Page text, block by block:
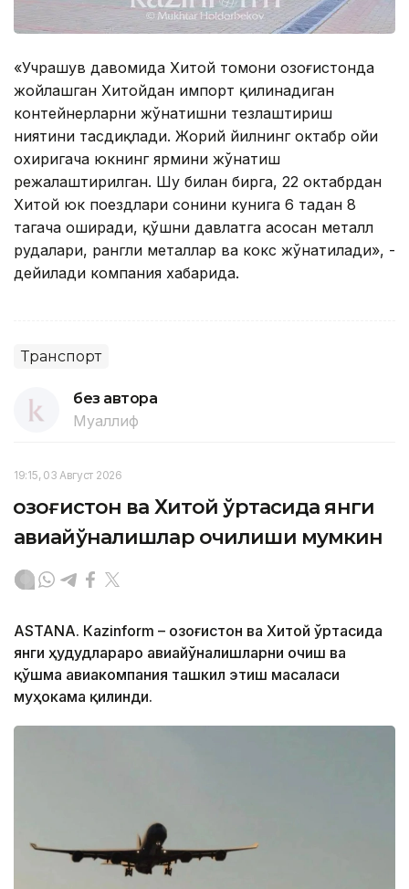
«Учрашув давомида Хитой томони Қозоғистонда
жойлашган Хитойдан импорт қилинадиган
контейнерларни жўнатишни тезлаштириш
ниятини тасдиқлади. Жорий йилнинг октабр ойи
охиригача юкнинг ярмини жўнатиш
режалаштирилган. Шу билан бирга, 22 октабрдан
Хитой юк поездлари сонини кунига 6 тадан 8
тагача оширади, қўшни давлатга асосан металл
рудалари, рангли металлар ва кокс жўнатилади», -
дейилади компания хабарида.
Транспорт
без автора
Муаллиф
19:15, 03 Август 2026
Қозоғистон ва Хитой ўртасида янги
авиайўналишлар очилиши мумкин
ASTANА. Кazinform – Қозоғистон ва Хитой ўртасида
янги ҳудудлараро авиайўналишларни очиш ва
қўшма авиакомпания ташкил этиш масаласи
муҳокама қилинди.